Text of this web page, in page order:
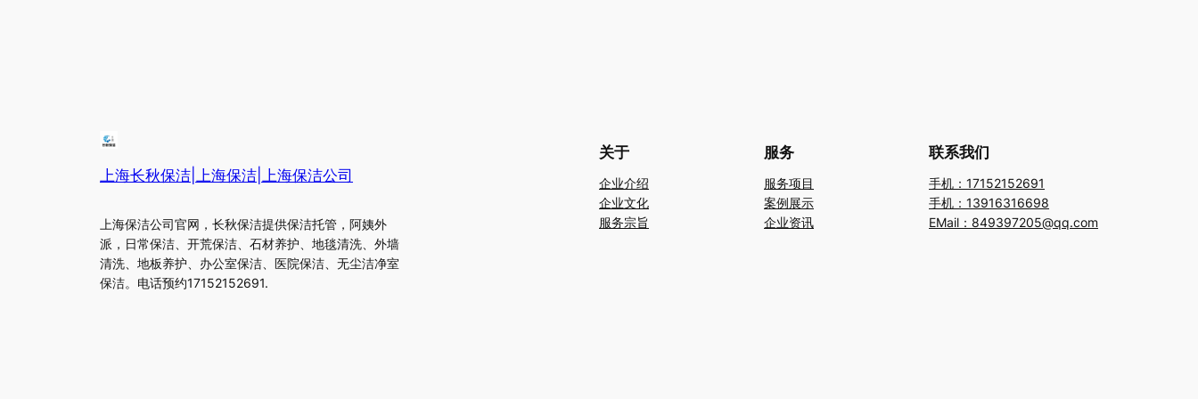
上海长秋保洁|上海保洁|上海保洁公司
上海保洁公司官网，长秋保洁提供保洁托管，阿姨外
派，日常保洁、开荒保洁、石材养护、地毯清洗、外墙
清洗、地板养护、办公室保洁、医院保洁、无尘洁净室
保洁。电话预约17152152691.
关于
企业介绍
企业文化
服务宗旨
服务
服务项目
案例展示
企业资讯
联系我们
手机：17152152691
手机：13916316698
EMail：849397205@qq.com